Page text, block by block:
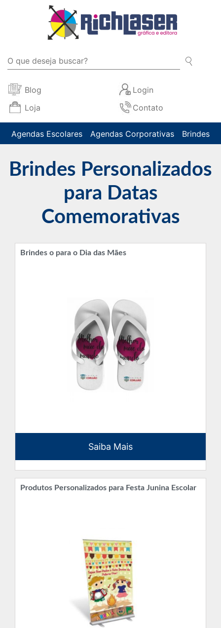
Blog
Login
Loja
Contato
Agendas Escolares Agendas Corporativas Brindes
Brindes Personalizados
para Datas
Comemorativas
Brindes o para o Dia das Mães
Saiba Mais
Produtos Personalizados para Festa Junina Escolar